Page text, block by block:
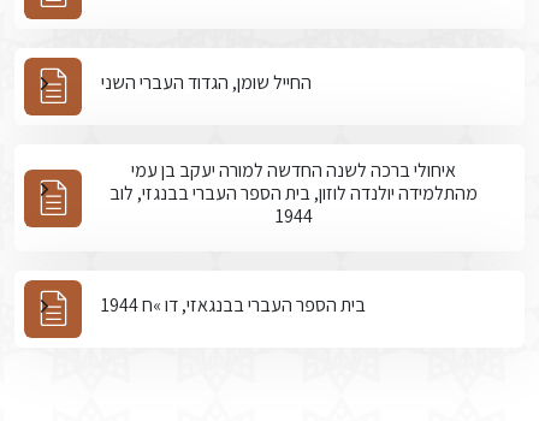
החייל שומן, הגדוד העברי השני
איחולי ברכה לשנה החדשה למורה יעקב בן עמי
מהתלמידה יולנדה לוזון, בית הספר העברי בבנגזי, לוב
1944
בית הספר העברי בבנגאזי, דו »ח 1944